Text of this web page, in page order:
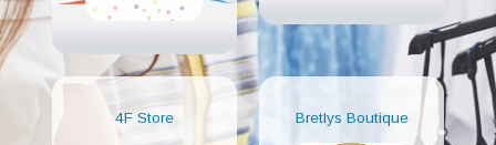
4F Store Bretlys Boutique